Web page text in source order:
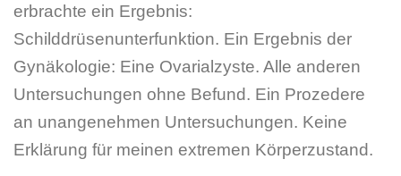
erbrachte ein Ergebnis:
Schilddrüsenunterfunktion. Ein Ergebnis der
Gynäkologie: Eine Ovarialzyste. Alle anderen
Untersuchungen ohne Befund. Ein Prozedere
an unangenehmen Untersuchungen. Keine
Erklärung für meinen extremen Körperzustand.